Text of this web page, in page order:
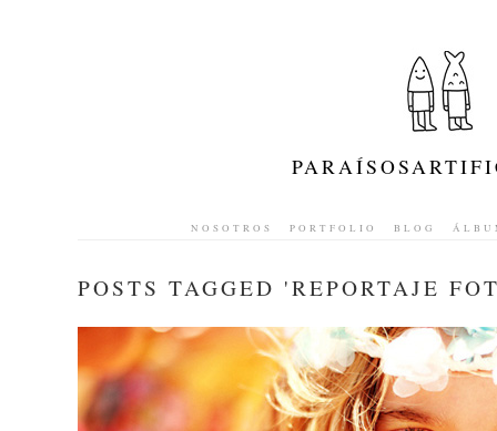
NOSOTROS PORTFOLIO BLOG
POSTS TAGGED 'REPORTAJE